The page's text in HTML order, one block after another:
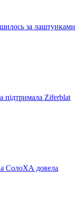
за лаштунками
підтримала Ziferblat
довела